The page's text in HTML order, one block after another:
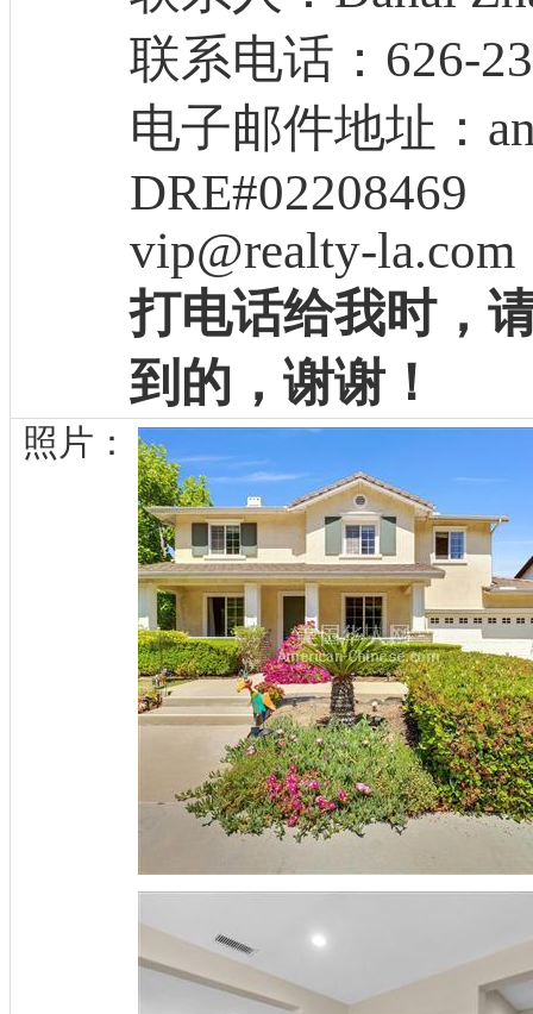
联系电话：626-
电子邮件地址：
DRE#02208469
vip@realty-la.com
打电话给我时，
到的，谢谢！
照片：